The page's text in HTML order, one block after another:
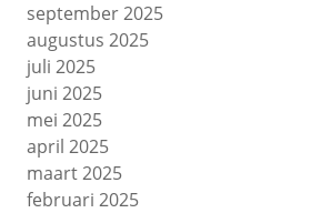
september 2025
augustus 2025
juli 2025
juni 2025
mei 2025
april 2025
maart 2025
februari 2025